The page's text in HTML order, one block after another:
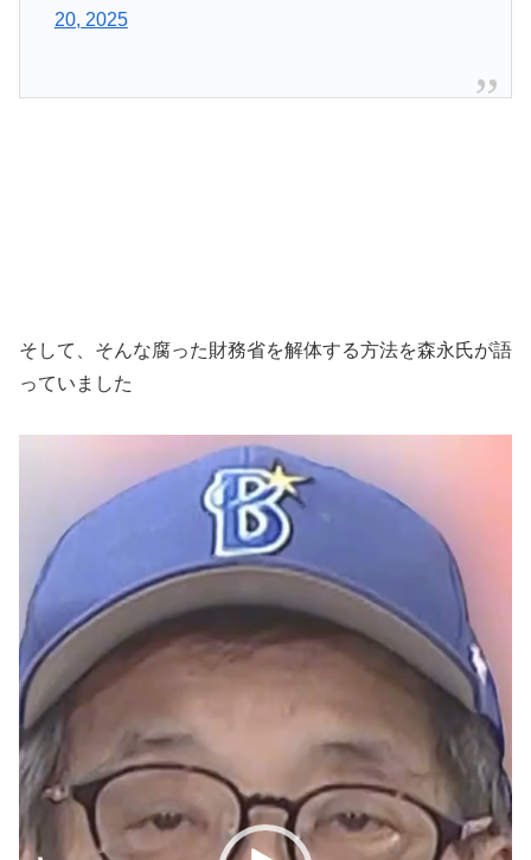
20, 2025
そして、そんな腐った財務省を解体する方法を森永氏が語
っていました
ー
ヤ
ー